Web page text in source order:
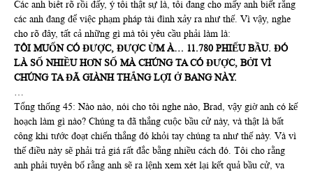
Các anh biêt rõ rồi đấy, ý tôi thật sự là, tôi đang cho mấy anh biết rằng
các anh đang để việc phạm pháp tài đình xảy ra như thế. Vì vậy, nghe
cho rõ đây, tất cả những gì mà tôi yêu cầu phải làm là:
TÔI MUỐN CÓ ĐƯỢC, ĐƯỢC ỪM À… 11.780 PHIẾU BẦU. ĐÓ
LÀ SỐ NHIỀU HƠN SỐ MÀ CHÚNG TA CÓ ĐƯỢC, BỞI VÌ
CHÚNG TA ĐÃ GIÀNH THẮNG LỢI Ở BANG NÀY.
…
Tổng thống 45: Nào nào, nói cho tôi nghe nào, Brad, vậy giờ anh có kế
hoạch làm gì nào? Chúng ta đã thắng cuộc bầu cử này, và thật là bất
công khi tước đoạt chiến thắng đó khỏi tay chúng ta như thế này. Và vì
thế điều này sẽ phải trả giá rất đắc bằng nhiều cách đó. Tôi cho rằng
anh phải tuyên bố rằng anh sẽ ra lệnh xem xét lại kết quả bầu cử, va